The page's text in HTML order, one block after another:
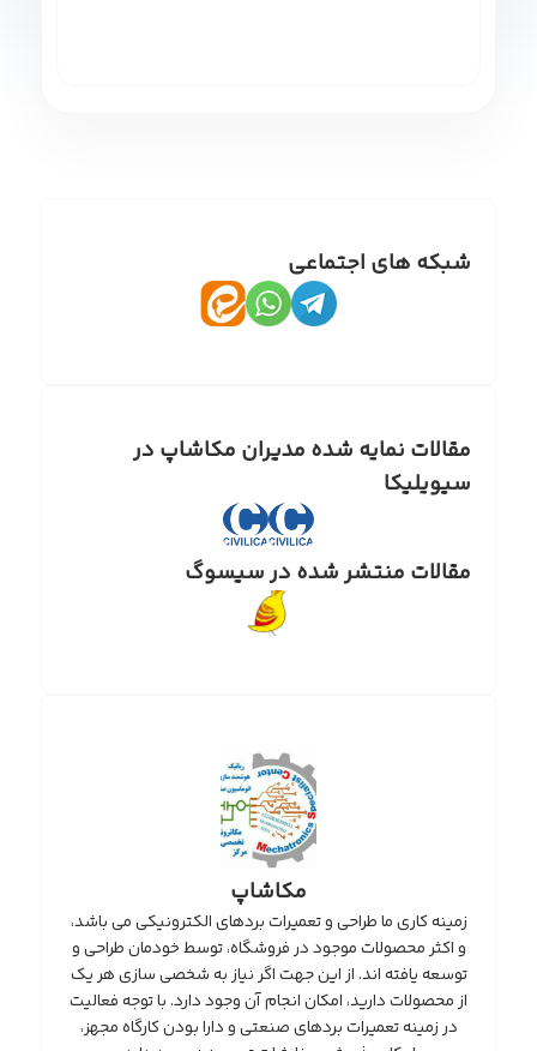
شبکه های اجتماعی
مقالات نمایه شده مدیران مکاشاپ در
سیویلیکا
مقالات منتشر شده در سیسوگ
مکاشاپ
زمینه کاری ما طراحی و تعمیرات بردهای الکترونیکی می باشد،
و اکثر محصولات موجود در فروشگاه، توسط خودمان طراحی و
توسعه یافته اند. از این جهت اگر نیاز به شخصی سازی هر یک
از محصولات دارید، امکان انجام آن وجود دارد. با توجه فعالیت
در زمینه تعمیرات بردهای صنعتی و دارا بودن کارگاه مجهز،